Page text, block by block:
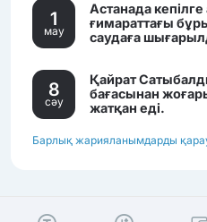
1
мау
Астанада
ғимараттағы
саудаға
8
сәу
Қайрат
бағасынан
жатқан еді.
Барлық жарияланымдарды